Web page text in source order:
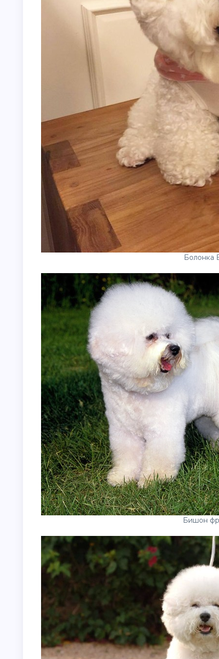
Болонка
Бишон